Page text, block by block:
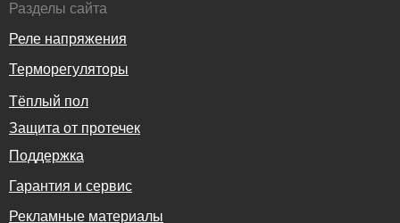
Разделы сайта
Реле напряжения
Терморегуляторы
Тёплый пол
Защита от протечек
Поддержка
Гарантия и сервис
Рекламные материалы